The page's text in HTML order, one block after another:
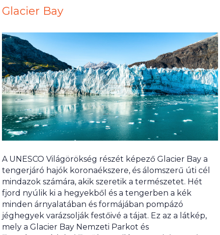
Glacier Bay
A UNESCO Világörökség részét képező Glacier Bay a
tengerjáró hajók koronaékszere, és álomszerű úti cél
mindazok számára, akik szeretik a természetet. Hét
fjord nyúlik ki a hegyekből és a tengerben a kék
minden árnyalatában és formájában pompázó
jéghegyek varázsolják festőivé a tájat. Ez az a látkép,
mely a Glacier Bay Nemzeti Parkot és